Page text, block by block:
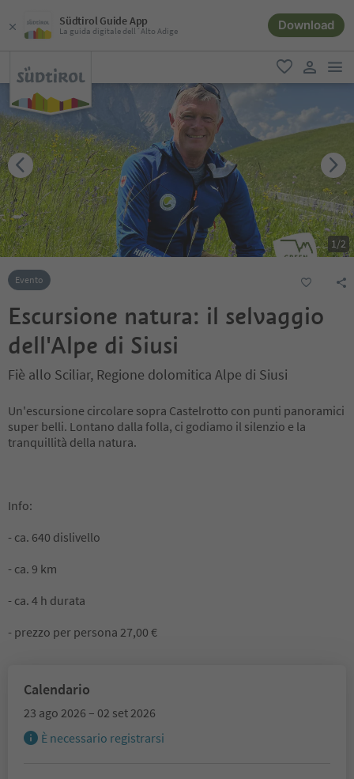
Südtirol Guide App
La guida digitale dell´Alto Adige Download
favoriti
user link
1/2
Evento
Escursione natura: il selvaggio
dell'Alpe di Siusi
Fiè allo Sciliar, Regione dolomitica Alpe di Siusi
Un'escursione circolare sopra Castelrotto con punti panoramici
super belli. Lontano dalla folla, ci godiamo il silenzio e la
tranquillità della natura.
Info:
- ca. 640 dislivello
- ca. 9 km
- ca. 4 h durata
- prezzo per persona 27,00 €
Calendario
23 ago 2026 – 02 set 2026
È necessario registrarsi